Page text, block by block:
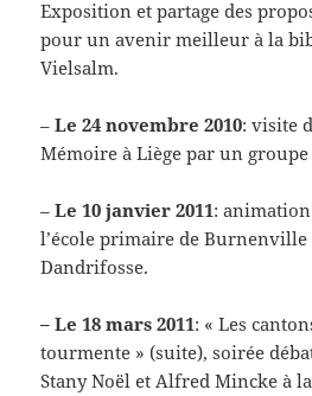
Exposition et partage des
pour un avenir meilleur à la
Vielsalm.
–Le 24 novembre 2010: visite
Mémoire à Liège par un
–Le 10 janvier 2011: animation
l’école primaire de Burnenville
Dandrifosse.
– Le 18 mars 2011: « Les
tourmente » (suite), soirée
Stany Noël et Alfred Mincke à